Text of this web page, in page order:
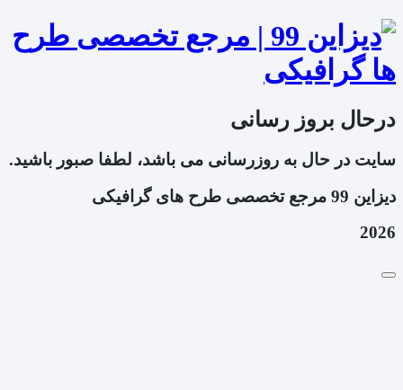
درحال بروز رسانی
سایت در حال به روزرسانی می باشد، لطفا صبور باشید.
دیزاین 99 مرجع تخصصی طرح های گرافیکی
2026